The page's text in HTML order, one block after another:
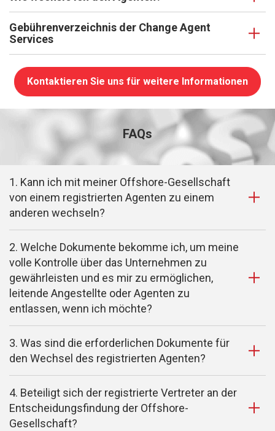
Gebührenverzeichnis der Change Agent
Services
Kontaktieren Sie uns für weitere Informationen
FAQs
1. Kann ich mit meiner Offshore-Gesellschaft
von einem registrierten Agenten zu einem
anderen wechseln?
2. Welche Dokumente bekomme ich, um meine
volle Kontrolle über das Unternehmen zu
gewährleisten und es mir zu ermöglichen,
leitende Angestellte oder Agenten zu
entlassen, wenn ich möchte?
3. Was sind die erforderlichen Dokumente für
den Wechsel des registrierten Agenten?
4. Beteiligt sich der registrierte Vertreter an der
Entscheidungsfindung der Offshore-
Gesellschaft?